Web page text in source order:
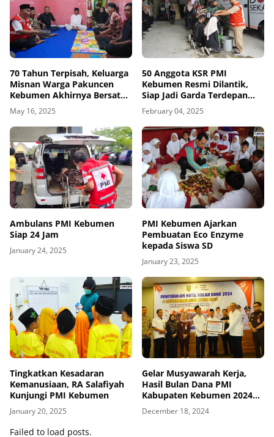
70 Tahun Terpisah, Keluarga
Misnan Warga Pakuncen
Kebumen Akhirnya Bersatu
Kembali
May 16, 2025
50 Anggota KSR PMI
Kebumen Resmi Dilantik,
Siap Jadi Garda Terdepan
Dalam Pelayanan
Kemanusiaan
February 04, 2025
Ambulans PMI Kebumen
Siap 24 Jam
January 24, 2025
PMI Kebumen Ajarkan
Pembuatan Eco Enzyme
kepada Siswa SD
January 23, 2025
Tingkatkan Kesadaran
Kemanusiaan, RA Salafiyah
Kunjungi PMI Kebumen
January 20, 2025
Gelar Musyawarah Kerja,
Hasil Bulan Dana PMI
Kabupaten Kebumen 2024
Tembus Angka 1,6 M
December 18, 2024
Failed to load posts.